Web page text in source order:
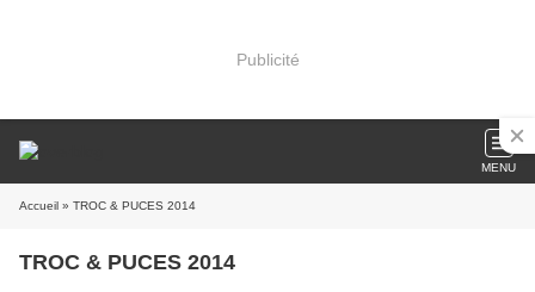
Publicité
MENU
Accueil » TROC & PUCES 2014
TROC & PUCES 2014